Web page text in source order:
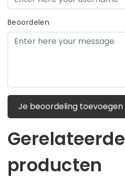
Beoordelen
Je beoordeling toevoegen
Gerelateerde
producten